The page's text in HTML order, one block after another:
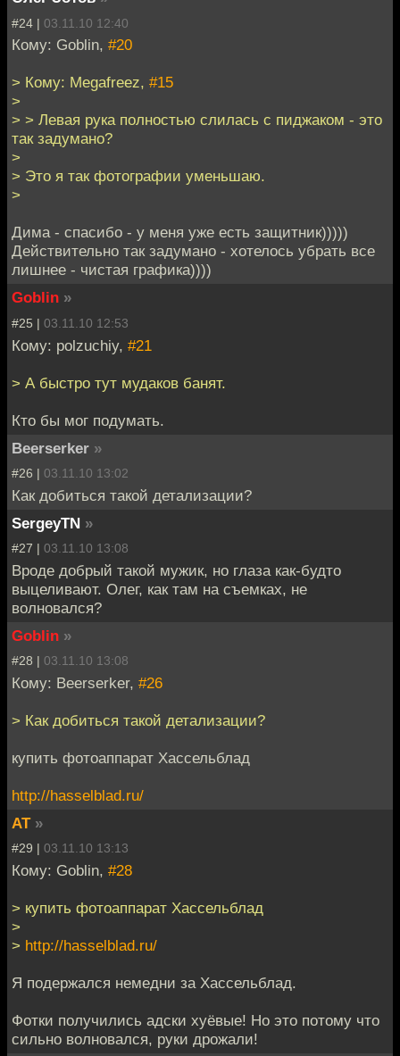
#24 | 03.11.10 12:40
Кому: Goblin, #20
> Кому: Megafreez, #15
>
> > Левая рука полностью слилась с пиджаком - это
так задумано?
>
> Это я так фотографии уменьшаю.
>
Дима - спасибо - у меня уже есть защитник)))))
Действительно так задумано - хотелось убрать все
лишнее - чистая графика))))
Goblin »
#25 | 03.11.10 12:53
Кому: polzuchiy, #21
> А быстро тут мудаков банят.
Кто бы мог подумать.
Beerserker »
#26 | 03.11.10 13:02
Как добиться такой детализации?
SergeyTN »
#27 | 03.11.10 13:08
Вроде добрый такой мужик, но глаза как-будто
выцеливают. Олег, как там на съемках, не
волновался?
Goblin »
#28 | 03.11.10 13:08
Кому: Beerserker, #26
> Как добиться такой детализации?
купить фотоаппарат Хассельблад
http://hasselblad.ru/
AT »
#29 | 03.11.10 13:13
Кому: Goblin, #28
> купить фотоаппарат Хассельблад
>
> http://hasselblad.ru/
Я подержался немедни за Хассельблад.
Фотки получились адски хуёвые! Но это потому что
сильно волновался, руки дрожали!